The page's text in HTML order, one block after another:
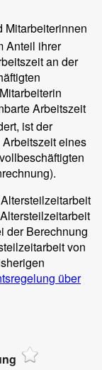
Mitarbeiterinnen
Anteil ihrer
an der
Arbeitszeit
ist der
eines
der Berechnung
von
über